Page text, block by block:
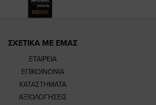
ΣΧΕΤΙΚΑ ΜΕ ΕΜΑΣ
ΕΤΑΙΡΕΙΑ
ΕΠΙΚΟΙΝΩΝΙΑ
ΚΑΤΑΣΤΗΜΑΤΑ
ΑΞΙΟΛΟΓΗΣΕΙΣ